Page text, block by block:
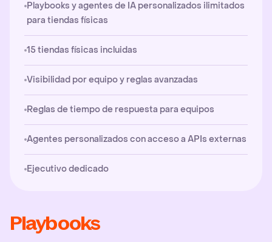
Playbooks y agentes de IA personalizados ilimitados
para tiendas físicas
15 tiendas físicas incluidas
Visibilidad por equipo y reglas avanzadas
Reglas de tiempo de respuesta para equipos
Agentes personalizados con acceso a APIs externas
Ejecutivo dedicado
Playbooks